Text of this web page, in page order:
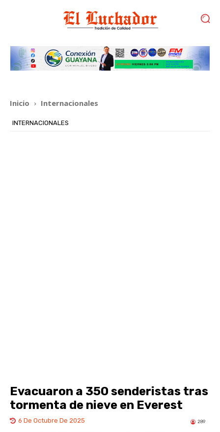
Inicio Internacionales
INTERNACIONALES
Evacuaron a 350 senderistas tras
tormenta de nieve en Everest
6 De Octubre De 2025 289